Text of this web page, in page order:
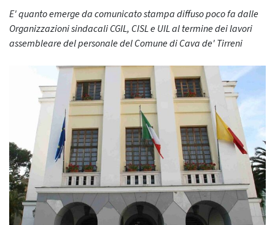
E' quanto emerge da comunicato stampa diffuso poco fa dalle
Organizzazioni sindacali CGIL, CISL e UIL al termine dei lavori
assembleare del personale del Comune di Cava de' Tirreni